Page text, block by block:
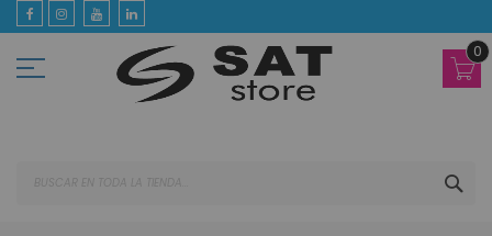
Ir
al
contenido
0